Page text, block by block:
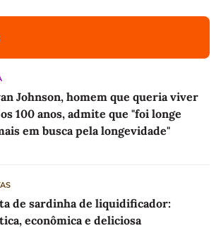
Johnson, homem que queria viver
100 anos, admite que "foi longe
em busca pela longevidade"
de sardinha de liquidificador:
econômica e deliciosa